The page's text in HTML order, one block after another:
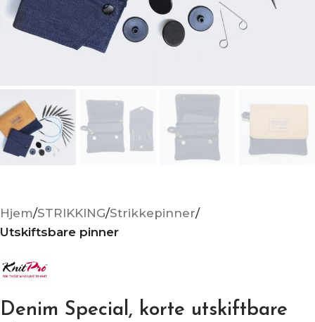
Hjem STRIKKING Strikkepinner
Utskiftsbare pinner
Denim Special, korte utskiftbare